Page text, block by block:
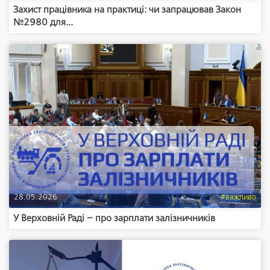
Захист працівника на практиці: чи запрацював Закон
№2980 для...
28.05.2026 #важливо
У Верховній Раді – про зарплати залізничників